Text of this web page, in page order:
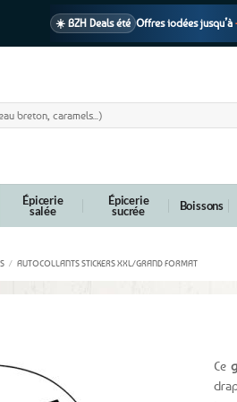
☀️ BZH Deals été Offres iodées jusqu’à
Épicerie
salée
Épicerie
sucrée Boissons
/ AUTOCOLLANTS STICKERS XXL/GRAND FORMAT
Ce